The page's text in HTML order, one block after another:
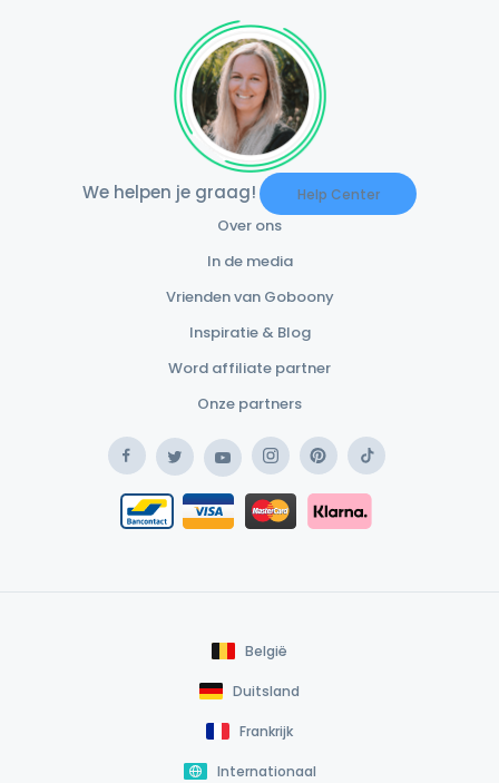
We helpen je graag! Help Center
Over ons
In de media
Vrienden van Goboony
Inspiratie & Blog
Word affiliate partner
Onze partners
FacebookTwitterYouTubeInstagramPinterestTikTok
Bancontact / Mister Cash
Safe Payment Card
Safe Payment Klarna
België
Duitsland
Frankrijk
Internationaal